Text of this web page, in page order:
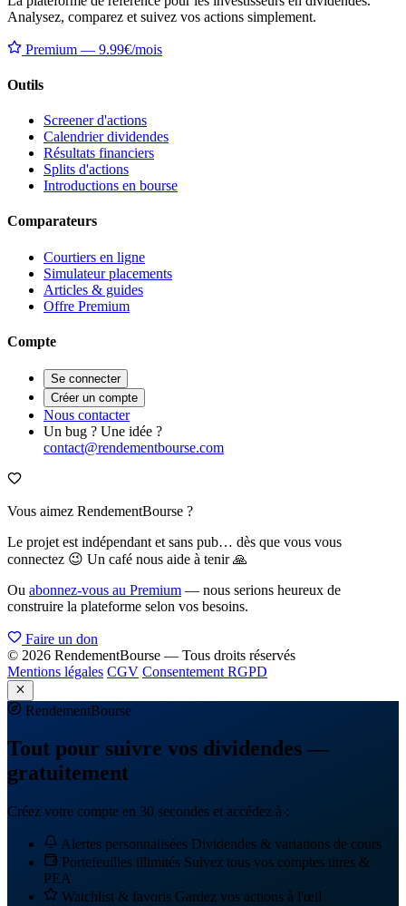
Analysez, comparez et suivez vos actions simplement.
Premium — 9.99€/mois
Outils
Screener d'actions
Calendrier dividendes
Résultats financiers
Splits d'actions
Introductions en bourse
Comparateurs
Courtiers en ligne
Simulateur placements
Articles & guides
Offre Premium
Compte
Se connecter
Créer un compte
Nous contacter
Un bug ? Une idée ?
contact@rendementbourse.com
Vous aimez RendementBourse ?
Le projet est indépendant et sans pub… dès que vous vous
connectez 😉 Un café nous aide à tenir 🙏
Ou abonnez-vous au Premium — nous serions heureux de
construire la plateforme selon vos besoins.
Faire un don
© 2026 RendementBourse — Tous droits réservés
Mentions légales CGV Consentement RGPD
RendementBourse
Tout pour suivre vos dividendes —
gratuitement
Créez votre compte en 30 secondes et accédez à :
Alertes personnalisées Dividendes & variations de cours
Portefeuilles illimités Suivez tous vos comptes titres &
PEA
Watchlist & favoris Gardez vos actions à l'œil